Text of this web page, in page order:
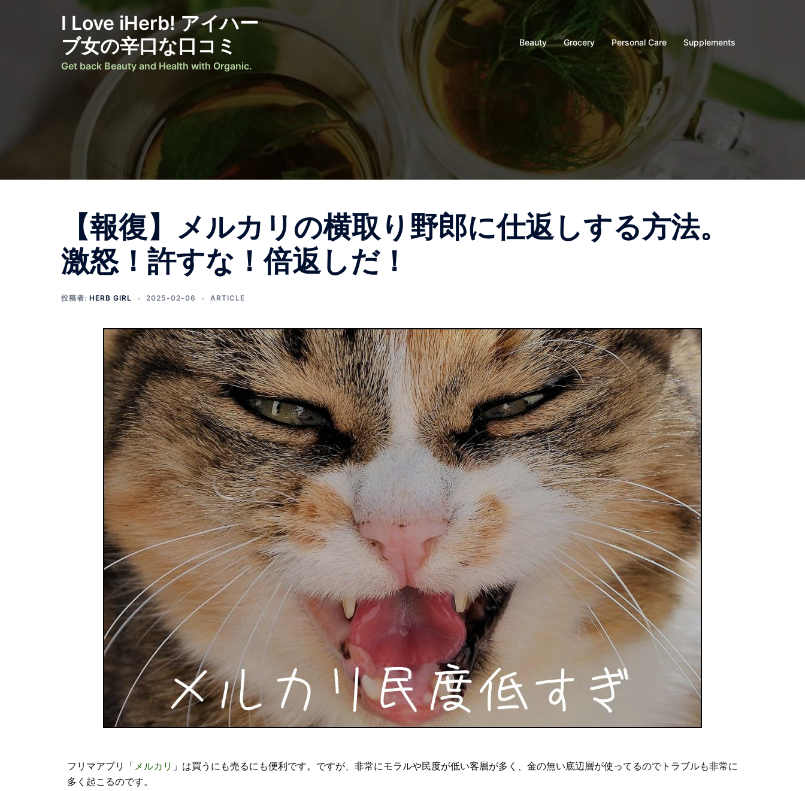
I Love iHerb! アイハー
ブ女の辛口な口コミ
Get back Beauty and Health with Organic.
Beauty Grocery Personal Care Supplements
【報復】メルカリの横取り野郎に仕返しする方法。
激怒！許すな！倍返しだ！
投稿者: HERB GIRL 2025-02-06 ARTICLE
フリマアプリ「メルカリ 」は買うにも売るにも便利です。ですが、非常にモラルや民度が低い客層が多く、金の無い底辺層が使ってるのでトラブルも非常に
多く起こるのです。